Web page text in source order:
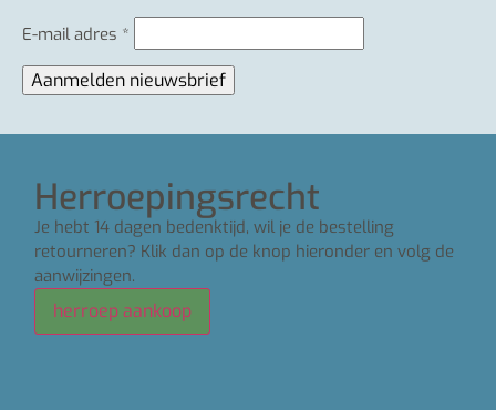
E-mail adres *
Herroepingsrecht
Je hebt 14 dagen bedenktijd, wil je de bestelling
retourneren? Klik dan op de knop hieronder en volg de
aanwijzingen.
herroep aankoop